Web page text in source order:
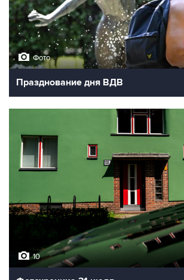
Фото
Празднование дня ВДВ
10